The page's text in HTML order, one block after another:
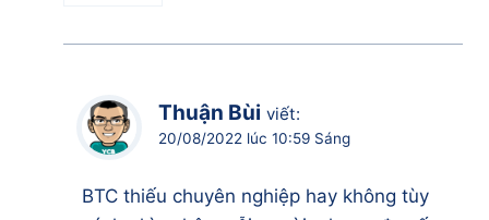
Thuận Bùi viết:
20/08/2022 lúc 10:59 Sáng
BTC thiếu chuyên nghiệp hay không tùy